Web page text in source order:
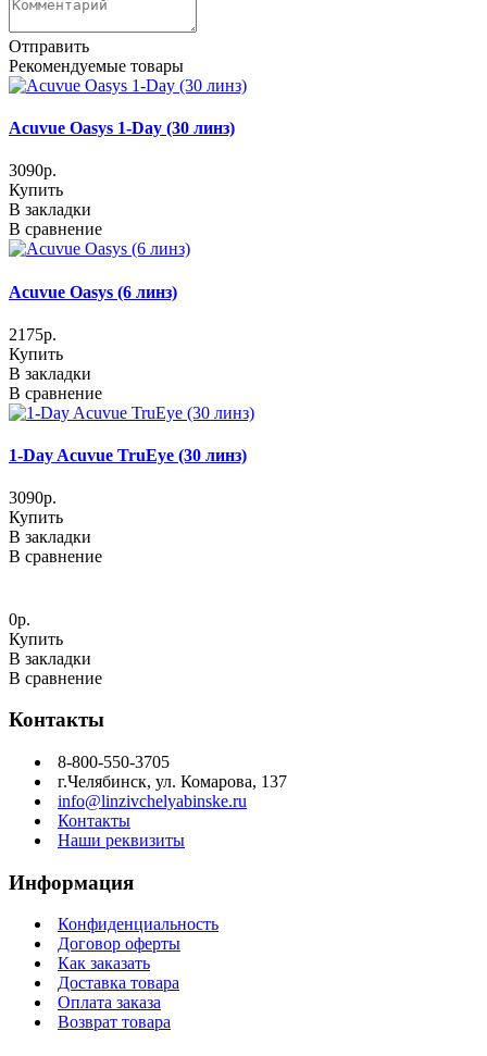
Отправить
Рекомендуемые товары
Acuvue Oasys 1-Day (30 линз)
3090р.
Купить
В закладки
В сравнение
Acuvue Oasys (6 линз)
2175р.
Купить
В закладки
В сравнение
1-Day Acuvue TruEye (30 линз)
3090р.
Купить
В закладки
В сравнение
0р.
Купить
В закладки
В сравнение
Контакты
8-800-550-3705
г.Челябинск, ул. Комарова, 137
info@linzivchelyabinske.ru
Контакты
Наши реквизиты
Информация
Конфиденциальность
Договор оферты
Как заказать
Доставка товара
Оплата заказа
Возврат товара